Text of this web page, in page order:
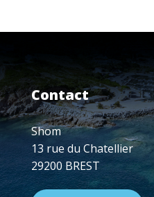
Contact
Shom
13 rue du Chatellier
29200 BREST